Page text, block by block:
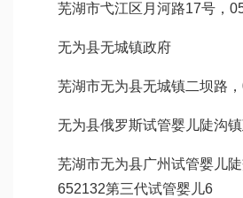
芜湖市弋江区月河路17号，
无为县无城镇政府
芜湖市无为县无城镇二坝路
无为县俄罗斯试管婴儿陡沟
芜湖市无为县广州试管婴儿
652132第三代试管婴儿6